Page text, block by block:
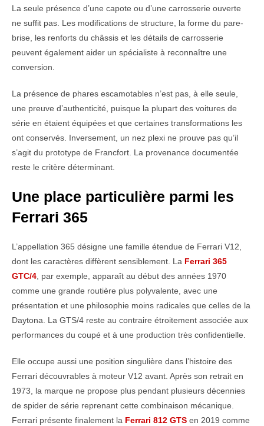
La seule présence d’une capote ou d’une carrosserie ouverte
ne suffit pas. Les modifications de structure, la forme du pare-
brise, les renforts du châssis et les détails de carrosserie
peuvent également aider un spécialiste à reconnaître une
conversion.
La présence de phares escamotables n’est pas, à elle seule,
une preuve d’authenticité, puisque la plupart des voitures de
série en étaient équipées et que certaines transformations les
ont conservés. Inversement, un nez plexi ne prouve pas qu’il
s’agit du prototype de Francfort. La provenance documentée
reste le critère déterminant.
Une place particulière parmi les
Ferrari 365
L’appellation 365 désigne une famille étendue de Ferrari V12,
dont les caractères diffèrent sensiblement. La Ferrari 365
GTC/4, par exemple, apparaît au début des années 1970
comme une grande routière plus polyvalente, avec une
présentation et une philosophie moins radicales que celles de la
Daytona. La GTS/4 reste au contraire étroitement associée aux
performances du coupé et à une production très confidentielle.
Elle occupe aussi une position singulière dans l’histoire des
Ferrari découvrables à moteur V12 avant. Après son retrait en
1973, la marque ne propose plus pendant plusieurs décennies
de spider de série reprenant cette combinaison mécanique.
Ferrari présente finalement la Ferrari 812 GTS en 2019 comme